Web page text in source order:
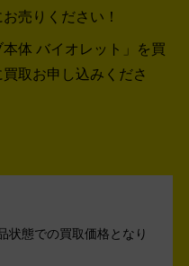
売りください！
体 バイオレット」を買
取お申し込みくださ
状態での買取価格となり